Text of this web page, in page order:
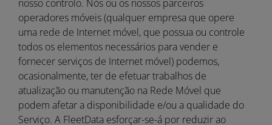
nosso controlo. Nós ou os nossos parceiros
operadores móveis (qualquer empresa que opere
uma rede de Internet móvel, que possua ou controle
todos os elementos necessários para vender e
fornecer serviços de Internet móvel) podemos,
ocasionalmente, ter de efetuar trabalhos de
atualização ou manutenção na Rede Móvel que
podem afetar a disponibilidade e/ou a qualidade do
Serviço. A FleetData esforçar-se-á por reduzir ao